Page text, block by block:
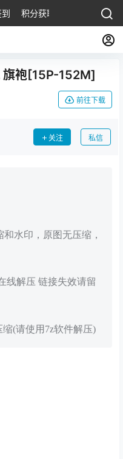
积分获取
旗袍[15P-152M]
前往下载
关注 私信
水印，原图无压缩，
线解压 链接失效请留
(请使用7z软件解压)